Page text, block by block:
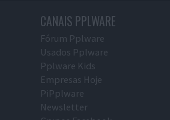
CANAIS PPLWARE
Fórum Pplware
Usados Pplware
Pplware Kids
Empresas Hoje
PiPplware
Newsletter